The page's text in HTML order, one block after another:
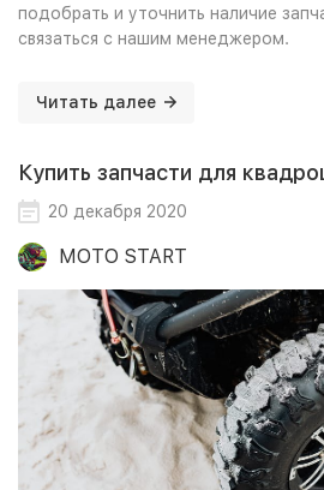
подобрать и уточнить наличие
связаться с нашим менеджером.
Читать далее
Купить запчасти для
20 декабря 2020
MOTO START